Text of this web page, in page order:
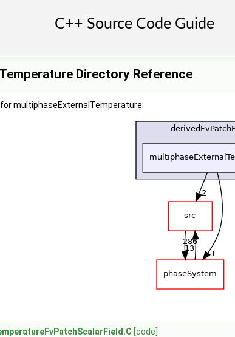
Directory Reference
multiphaseExternalTemperature:
[code]